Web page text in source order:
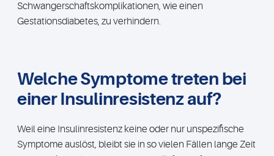
Schwangerschaftskomplikationen, wie einen
Gestationsdiabetes, zu verhindern.
Welche Symptome treten bei
einer Insulinresistenz auf?
Weil eine Insulinresistenz keine oder nur unspezifische
Symptome auslöst, bleibt sie in so vielen Fällen lange Zeit